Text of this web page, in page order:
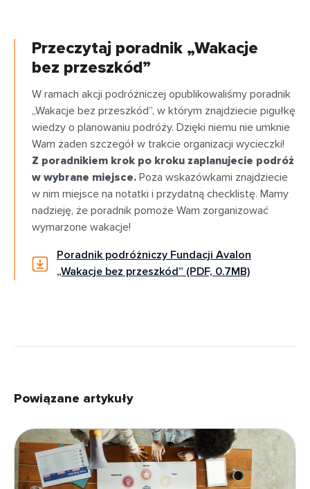
Przeczytaj poradnik „Wakacje
bez przeszkód”
W ramach akcji podróżniczej opublikowaliśmy poradnik
„Wakacje bez przeszkód”, w którym znajdziecie pigułkę
wiedzy o planowaniu podróży. Dzięki niemu nie umknie
Wam żaden szczegół w trakcie organizacji wycieczki!
Z poradnikiem krok po kroku zaplanujecie podróż
w wybrane miejsce. Poza wskazówkami znajdziecie
w nim miejsce na notatki i przydatną checklistę. Mamy
nadzieję, że poradnik pomoże Wam zorganizować
wymarzone wakacje!
Poradnik podróżniczy Fundacji Avalon
„Wakacje bez przeszkód” (PDF, 0.7MB)
Powiązane artykuły